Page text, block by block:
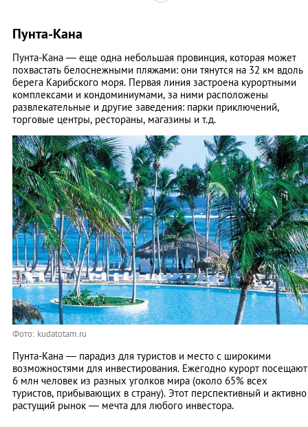
Пунта-Кана
Пунта-Кана — еще одна небольшая провинция, которая может
похвастать белоснежными пляжами: они тянутся на 32 км вдоль
берега Карибского моря. Первая линия застроена курортными
комплексами и кондоминиумами, за ними расположены
развлекательные и другие заведения: парки приключений,
торговые центры, рестораны, магазины и т.д.
Фото: kudatotam.ru
Пунта-Кана — парадиз для туристов и место с широкими
возможностями для инвестирования. Ежегодно курорт посещают
6 млн человек из разных уголков мира (около 65% всех
туристов, прибывающих в страну). Этот перспективный и активно
растущий рынок — мечта для любого инвестора.